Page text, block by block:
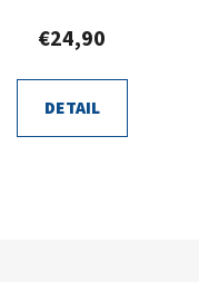
€24,90
DETAIL